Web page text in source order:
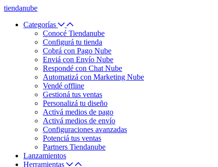
tiendanube
Categorías
Conocé Tiendanube
Configurá tu tienda
Cobrá con Pago Nube
Enviá con Envío Nube
Respondé con Chat Nube
Automatizá con Marketing Nube
Vendé offline
Gestioná tus ventas
Personalizá tu diseño
Activá medios de pago
Activá medios de envío
Configuraciones avanzadas
Potenciá tus ventas
Partners Tiendanube
Lanzamientos
Herramientas